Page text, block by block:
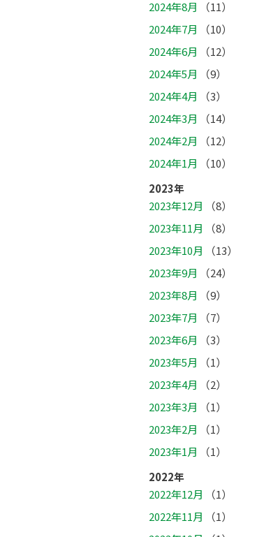
2024年8月
（11）
2024年7月
（10）
2024年6月
（12）
2024年5月
（9）
2024年4月
（3）
2024年3月
（14）
2024年2月
（12）
2024年1月
（10）
2023年
2023年12月
（8）
2023年11月
（8）
2023年10月
（13）
2023年9月
（24）
2023年8月
（9）
2023年7月
（7）
2023年6月
（3）
2023年5月
（1）
2023年4月
（2）
2023年3月
（1）
2023年2月
（1）
2023年1月
（1）
2022年
2022年12月
（1）
2022年11月
（1）